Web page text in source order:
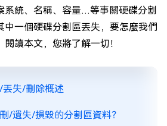
系統、名稱、容量…等事關硬碟分割
中一個硬碟分割區丟失，要怎麼我們
閱讀本文，您將了解一切！
失/刪除概述
/遺失/損毀的分割區資料？